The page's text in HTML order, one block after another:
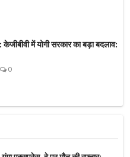
में योगी सरकार का बड़ा बदलाव:
0